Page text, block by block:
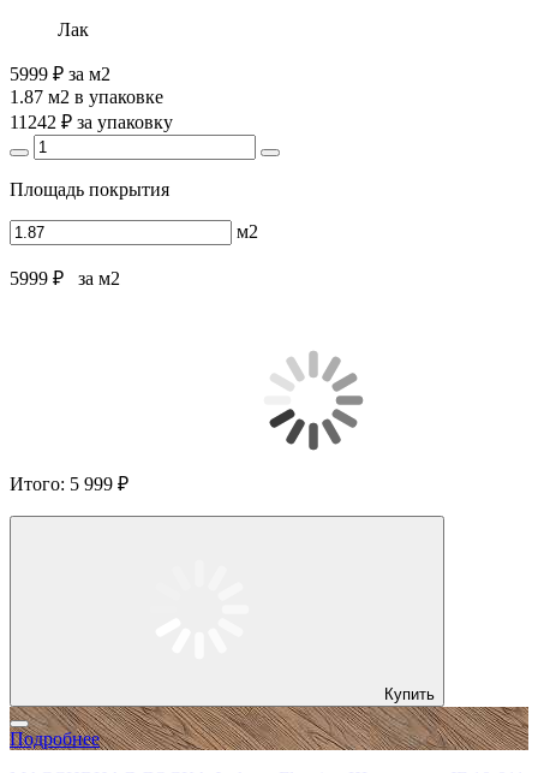
Лак
5999 ₽ за м2
1.87 м2 в упаковке
11242 ₽ за упаковку
Площадь покрытия
м2
5999 ₽ за м2
Итого: 5 999 ₽
Купить
Подробнее